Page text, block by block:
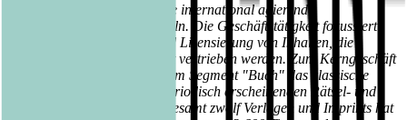
Die Bastei Lübbe AG ist eine international agierende
Mediengruppe mit Sitz in Köln. Die Geschäftstätigkeit fokussiert
sich auf die Entwicklung und Lizensierung von Inhalten, die
physisch und digital weltweit vertrieben werden. Zum Kerngeschäft
des Unternehmens gehören im Segment "Buch" das klassische
Verlagsgeschäft sowie die periodisch erscheinenden Rätsel- und
Romanhefte. Mit seinen insgesamt zwölf Verlagen und Imprints hat